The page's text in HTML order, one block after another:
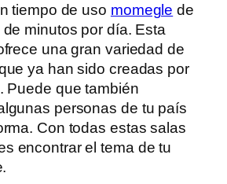
tiempo de uso momegle de
minutos por día. Esta
una gran variedad de
ya han sido creadas por
Puede que también
personas de tu país
Con todas estas salas
encontrar el tema de tu